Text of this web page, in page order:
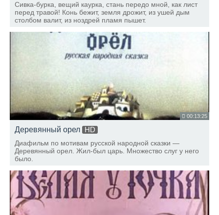
Сивка-бурка, вещий каурка, стань передо мной, как лист
перед травой! Конь бежит, земля дрожит, из ушей дым
столбом валит, из ноздрей пламя пышет.
00:13:25
Деревянный орел
HD
Диафильм по мотивам русской народной сказки —
Деревянный орел. Жил-был царь. Множество слуг у него
было.